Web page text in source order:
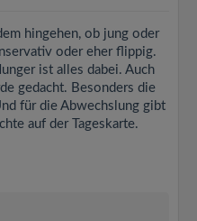
hingehen, ob jung oder
oder eher flippig.
ist alles dabei. Auch
gedacht. Besonders die
für die Abwechslung gibt
auf der Tageskarte.